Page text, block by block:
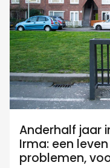
Anderhalf jaar
Irma: een
problemen,